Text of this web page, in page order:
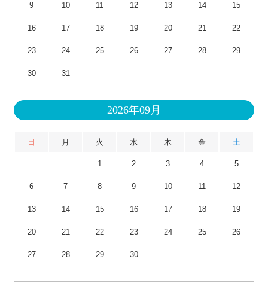
9 10 11 12 13 14 15
16 17 18 19 20 21 22
23 24 25 26 27 28 29
30 31
2026年09月
日 月 火 水 木 金 土
1 2 3 4 5
6 7 8 9 10 11 12
13 14 15 16 17 18 19
20 21 22 23 24 25 26
27 28 29 30